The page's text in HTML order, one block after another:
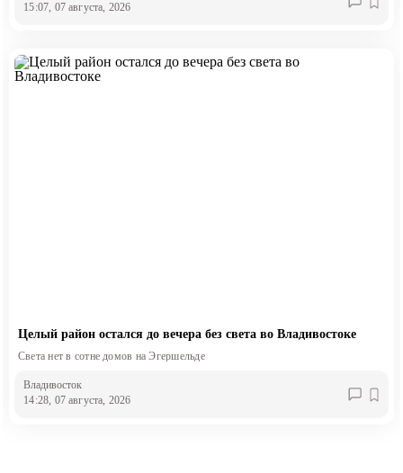
15:07, 07 августа, 2026
Целый район остался до вечера без света во Владивостоке
Света нет в сотне домов на Эгершельде
Владивосток
14:28, 07 августа, 2026